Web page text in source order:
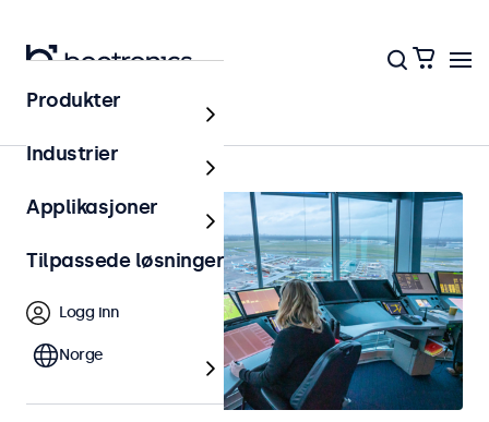
Hjem
Produkter
Industrier
Applikasjoner
Tilpassede løsninger
Logg inn
Norge